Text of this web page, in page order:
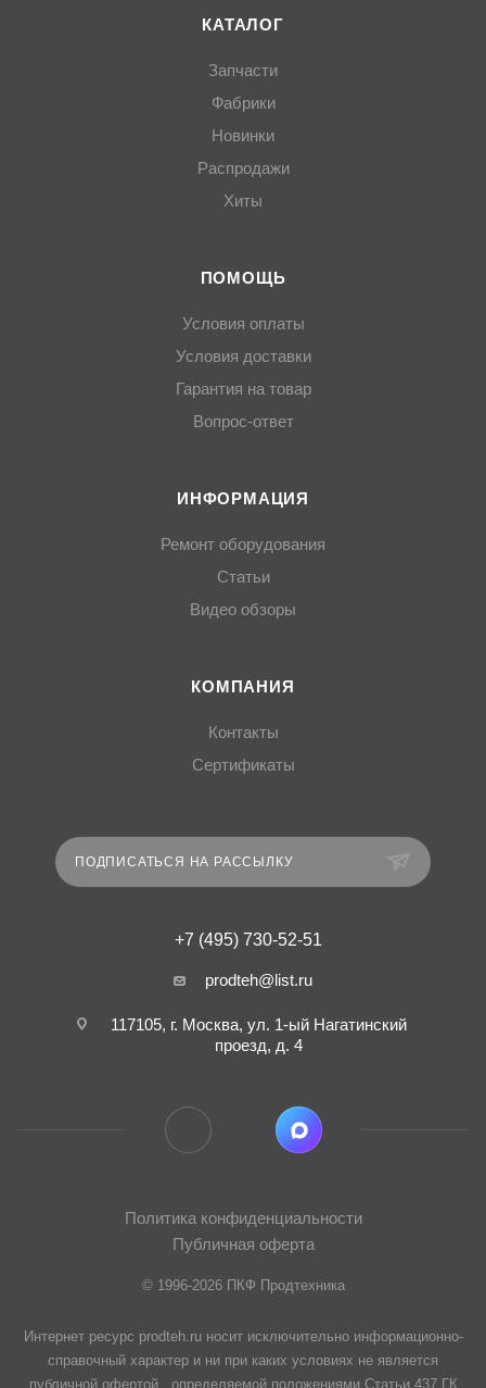
КАТАЛОГ
Запчасти
Фабрики
Новинки
Распродажи
Хиты
ПОМОЩЬ
Условия оплаты
Условия доставки
Гарантия на товар
Вопрос-ответ
ИНФОРМАЦИЯ
Ремонт оборудования
Статьи
Видео обзоры
КОМПАНИЯ
Контакты
Сертификаты
ПОДПИСАТЬСЯ НА РАССЫЛКУ
+7 (495) 730-52-51
prodteh@list.ru
117105, г. Москва, ул. 1-ый Нагатинский
проезд, д. 4
Политика конфиденциальности
Публичная оферта
© 1996-2026 ПКФ Продтехника
Интернет ресурс prodteh.ru носит исключительно информационно-
справочный характер и ни при каких условиях не является
публичной офертой , определяемой положениями Статьи 437 ГК